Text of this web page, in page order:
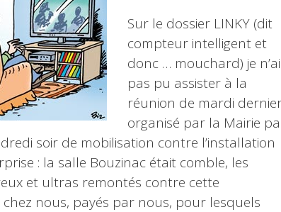
Sur le dossier LINKY (dit
compteur intelligent et
donc … mouchard) je n’ai
pas pu assister à la
réunion de mardi
organisé par la Mairie
soir de mobilisation contre l’installation
: la salle Bouzinac était comble, les
et ultras remontés contre cette
nous, payés par nous, pour lesquels